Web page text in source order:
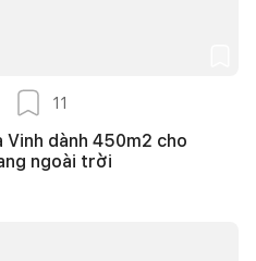
11
Vinh dành 450m2 cho
ngoài trời